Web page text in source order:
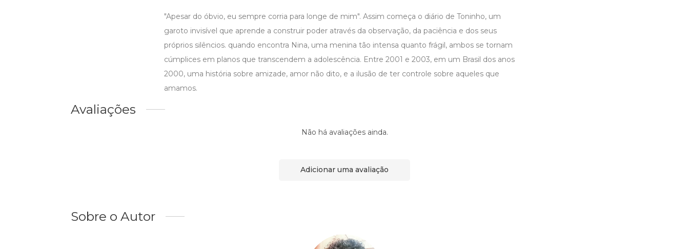
"Apesar do óbvio, eu sempre corria para longe de mim". Assim começa o diário de Toninho, um
garoto invisível que aprende a construir poder através da observação, da paciência e dos seus
próprios silêncios. quando encontra Nina, uma menina tão intensa quanto frágil, ambos se tornam
cúmplices em planos que transcendem a adolescência. Entre 2001 e 2003, em um Brasil dos anos
2000, uma história sobre amizade, amor não dito, e a ilusão de ter controle sobre aqueles que
amamos.
Avaliações
Não há avaliações ainda.
Adicionar uma avaliação
Sobre o Autor